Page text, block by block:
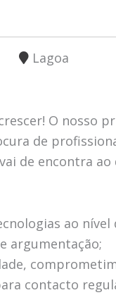
Lagoa
O nosso
de
de encontra
ao
argumentação;
contacto